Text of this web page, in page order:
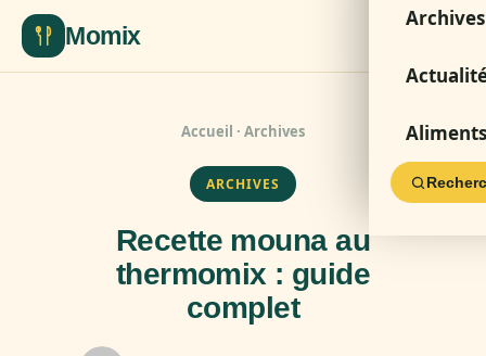
Momix
Archives
Aliments
Accueil · Archives
ARCHIVES
Recette mouna au
thermomix : guide
complet